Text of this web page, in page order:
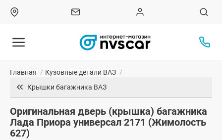
Главная / Кузовные детали ВАЗ /
Крышки багажника ВАЗ
Оригинальная дверь (крышка) багажника
Лада Приора универсал 2171 (Жимолость
627)